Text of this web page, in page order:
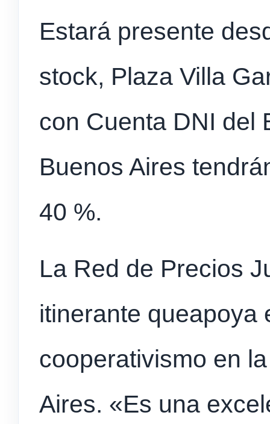
Estará presente
stock, Plaza Villa
con Cuenta DNI del
Buenos Aires
40 %.
La Red de Precios
itinerante queapoya
cooperativismo en
Aires. «Es una